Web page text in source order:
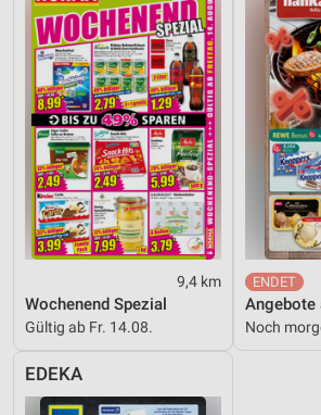
9,4 km
Wochenend Spezial
Gültig ab Fr. 14.08.
Angebote
Noch
EDEKA